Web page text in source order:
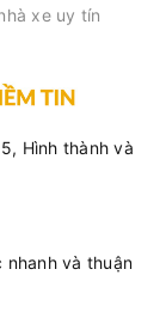
Gia Kiệm,
Linh, Đức Trọng
tỉnh Đà Lạt, đi
Bảo Lộc,
xe uy tín
Hình thành và
và thuận